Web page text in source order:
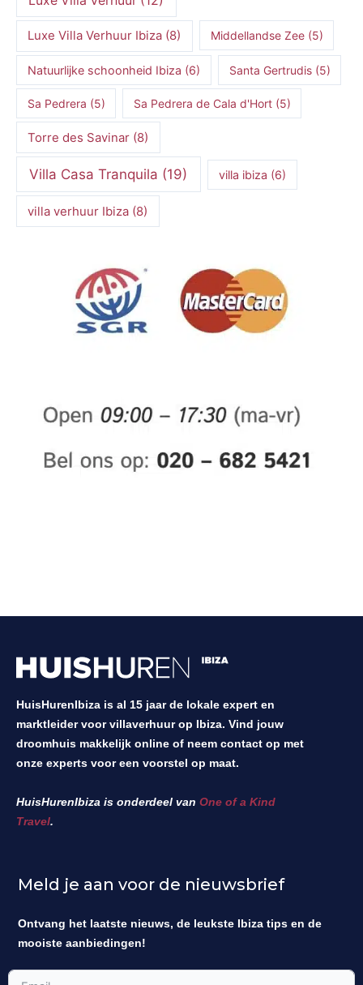
Luxe Villa Verhuur Ibiza (8) Middellandse Zee(5)
Natuurlijke schoonheid Ibiza (6) Santa Gertrudis(5)
Sa Pedrera (5) Sa Pedrera de Cala d'Hort(5)
Torre des Savinar (8)
Villa Casa Tranquila (19) villa ibiza (6)
villa verhuur Ibiza (8)
HuisHurenIbiza is al 15 jaar de lokale expert en
marktleider voor villaverhuur op Ibiza. Vind jouw
droomhuis makkelijk online of neem contact op met
onze experts voor een voorstel op maat.
HuisHurenIbiza is onderdeel van One of a Kind
Travel.
Meld je aan voor de nieuwsbrief
Ontvang het laatste nieuws, de leukste Ibiza tips en de
mooiste aanbiedingen!